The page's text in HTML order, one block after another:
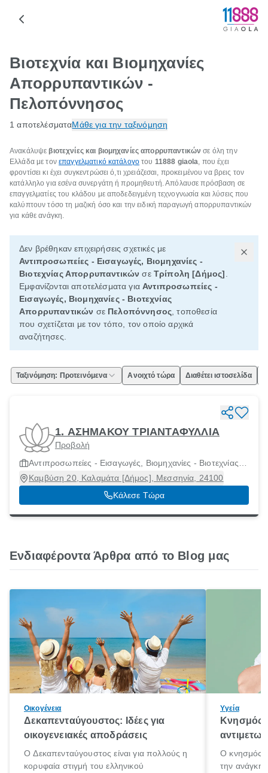
Βιοτεχνία και Βιομηχανίες
Απορρυπαντικών -
Πελοπόννησος
1 αποτελέσματαΜάθε για την ταξινόμηση
Ανακάλυψεβιοτεχνίες και βιομηχανίες απορρυπαντικών σε όλη την
Ελλάδα με τον επαγγελματικό κατάλογο του 11888 giaola, που έχει
φροντίσει κι έχει συγκεντρώσει ό,τι χρειάζεσαι, προκειμένου να βρεις τον
κατάλληλο για εσένα συνεργάτη ή προμηθευτή. Απόλαυσε πρόσβαση σε
επαγγελματίες του κλάδου με αποδεδειγμένη τεχνογνωσία και λύσεις που
καλύπτουν τόσο τη μαζική όσο και την ειδική παραγωγή απορρυπαντικών
για κάθε ανάγκη.
Δεν βρέθηκαν επιχειρήσεις σχετικές με
Αντιπροσωπείες - Εισαγωγές, Βιομηχανίες -
Βιοτεχνίας Απορρυπαντικών σε Τρίπολη [Δήμος]
Εμφανίζονται αποτελέσματα για Αντιπροσωπείες -
Εισαγωγές, Βιομηχανίες - Βιοτεχνίας
Απορρυπαντικών σε Πελοπόννησος , τοποθεσία
που σχετίζεται με τον τόπο, τον οποίο αρχικά
αναζήτησες.
Ταξινόμηση: Προτεινόμενα Ανοιχτό τώρα Διαθέτει ιστοσελίδα
1. ΑΣΗΜΑΚΟΥ ΤΡΙΑΝΤΑΦΥΛΛΙΑ
Προβολή
Αντιπροσωπείες - Εισαγωγές, Βιομηχανίες - Βιοτεχνίας
Απορρυπαντικών
Καμβύση 20, Καλαμάτα [Δήμος], Μεσσηνία, 24100
Κάλεσε Τώρα
Ενδιαφέροντα Άρθρα από το Blog μας
Οικογένεια
Δεκαπενταύγουστος: Ιδέες για
οικογενειακές αποδράσεις
Ο Δεκαπενταύγουστος είναι για πολλούς η
κορυφαία στιγμή του ελληνικού
Υγεία
Κνησμός:
Ο κνησμός
την ανάγκη